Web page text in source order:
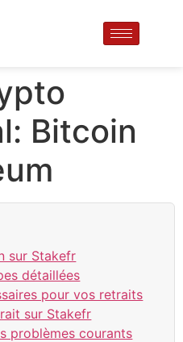
Bitcoin
sur Stakefr
détaillées
pour vos retraits
sur Stakefr
problèmes courants